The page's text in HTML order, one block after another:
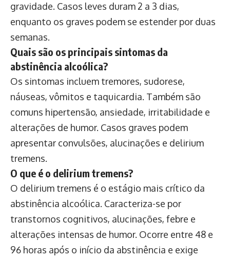
gravidade. Casos leves duram 2 a 3 dias,
enquanto os graves podem se estender por duas
semanas.
Quais são os principais sintomas da
abstinência alcoólica?
Os sintomas incluem tremores, sudorese,
náuseas, vômitos e taquicardia. Também são
comuns hipertensão, ansiedade, irritabilidade e
alterações de humor. Casos graves podem
apresentar convulsões, alucinações e delirium
tremens.
O que é o delirium tremens?
O delirium tremens é o estágio mais crítico da
abstinência alcoólica. Caracteriza-se por
transtornos cognitivos, alucinações, febre e
alterações intensas de humor. Ocorre entre 48 e
96 horas após o início da abstinência e exige